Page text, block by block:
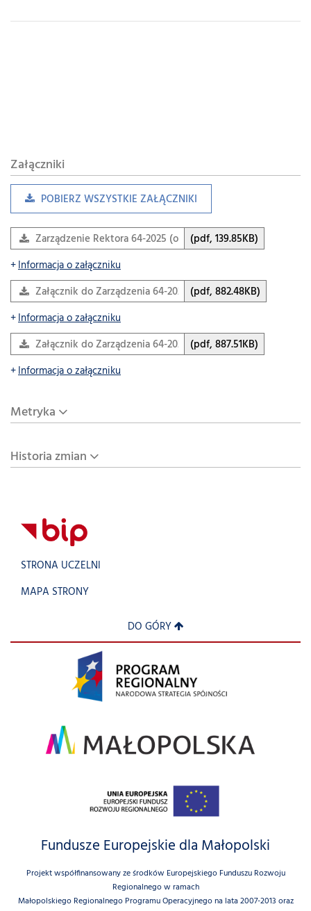
Załączniki
POBIERZ WSZYSTKIE ZAŁĄCZNIKI
Zarządzenie Rektora 64-2025 (odpłatne egzaminy…
(pdf, 139.85KB)
Informacja o załączniku
Załącznik do Zarządzenia 64-2025 (Certyfikat 2a E pol)
(pdf, 882.48KB)
Informacja o załączniku
Załącznik do Zarządzenia 64-2025 (Certyfikat 2b E ang)
(pdf, 887.51KB)
Informacja o załączniku
Metryka
Historia zmian
STRONA UCZELNI
MAPA STRONY
DO GÓRY
Fundusze Europejskie dla Małopolski
Projekt współfinansowany ze środków Europejskiego Funduszu Rozwoju
Regionalnego w ramach
Małopolskiego Regionalnego Programu Operacyjnego na lata 2007-2013 oraz